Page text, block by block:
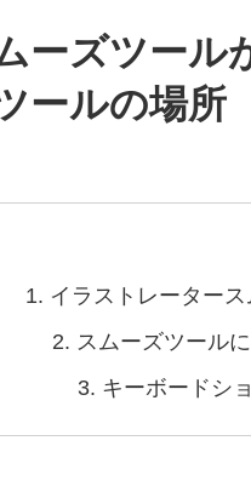
ーズツール
ールの場所
イラストレーター
スムーズツール
キーボードシ